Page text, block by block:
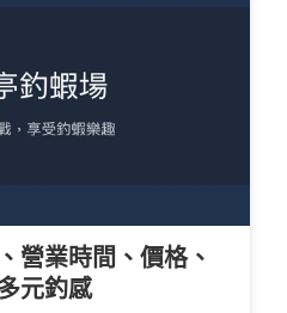
營業時間、價格、
元釣感